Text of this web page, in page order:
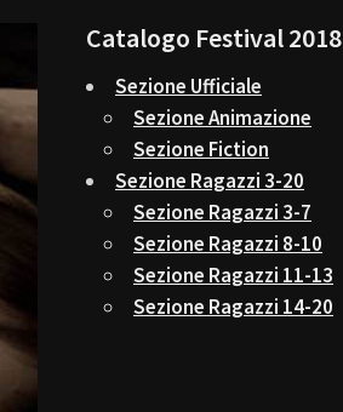
Catalogo Festival 2018
Sezione Ufficiale
Sezione Animazione
Sezione Fiction
Sezione Ragazzi 3-20
Sezione Ragazzi 3-7
Sezione Ragazzi 8-10
Sezione Ragazzi 11-13
Sezione Ragazzi 14-20